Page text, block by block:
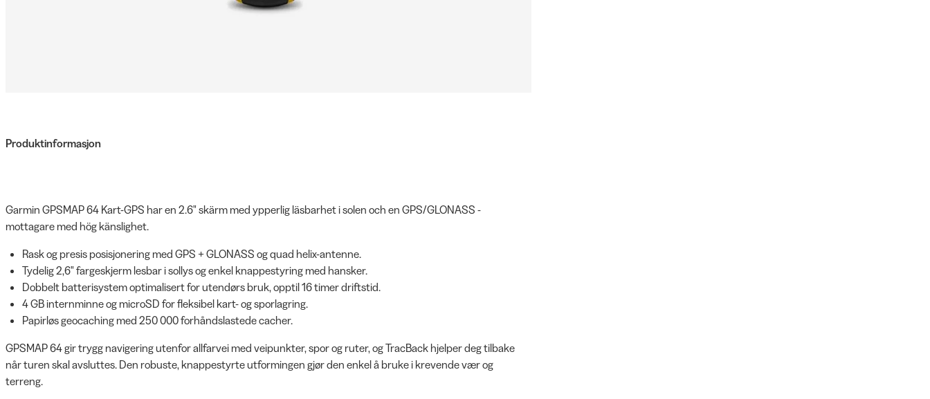
Produktinformasjon
Garmin GPSMAP 64 Kart-GPS har en 2.6" skärm med ypperlig läsbarhet i solen och en GPS/GLONASS -
mottagare med hög känslighet.
Rask og presis posisjonering med GPS + GLONASS og quad helix-antenne.
Tydelig 2,6" fargeskjerm lesbar i sollys og enkel knappestyring med hansker.
Dobbelt batterisystem optimalisert for utendørs bruk, opptil 16 timer driftstid.
4 GB internminne og microSD for fleksibel kart- og sporlagring.
Papirløs geocaching med 250 000 forhåndslastede cacher.
GPSMAP 64 gir trygg navigering utenfor allfarvei med veipunkter, spor og ruter, og TracBack hjelper deg tilbake
når turen skal avsluttes. Den robuste, knappestyrte utformingen gjør den enkel å bruke i krevende vær og
terreng.